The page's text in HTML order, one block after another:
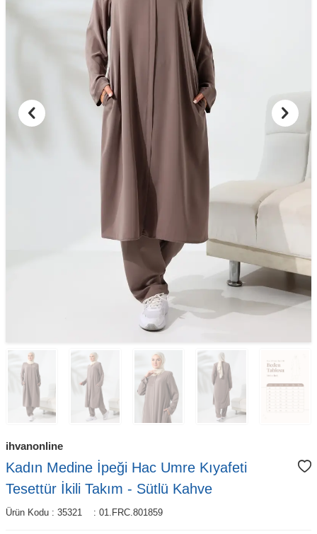
ihvanonline
Kadın Medine İpeği Hac Umre Kıyafeti
Tesettür İkili Takım - Sütlü Kahve
Ürün Kodu : 35321 : 01.FRC.801859